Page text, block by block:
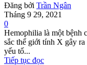
Đăng bởi Trần Ngân
Tháng 9 29, 2021
0
Hemophilia là một bệnh
sắc thể giới tính X gây
yếu tố...
Tiếp tục đọc